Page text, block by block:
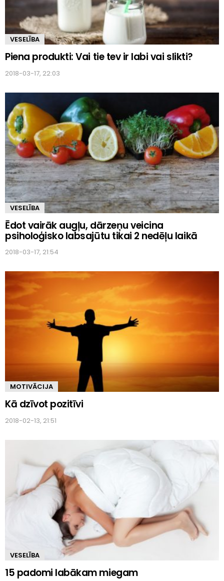
VESELĪBA
Piena produkti: Vai tie tev ir labi vai slikti?
2018-03-17, 22:03
VESELĪBA
Ēdot vairāk augļu, dārzeņu veicina
psiholoģisko labsajūtu tikai 2 nedēļu laikā
2018-03-17, 21:54
MOTIVĀCIJA
Kā dzīvot pozitīvi
2018-02-13, 21:51
VESELĪBA
15 padomi labākam miegam